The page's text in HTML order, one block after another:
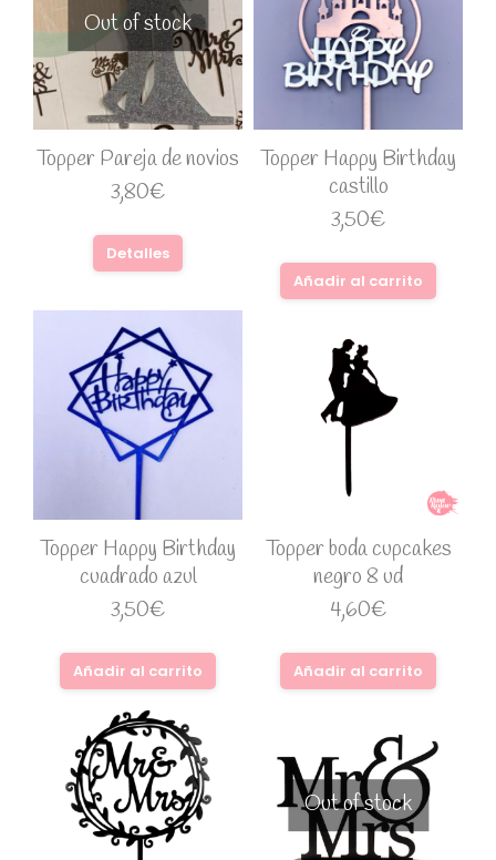
Out of stock
Topper Pareja de novios
3,80€
Detalles
Topper Happy Birthday
castillo
3,50€
Añadir al carrito
Topper Happy Birthday
cuadrado azul
3,50€
Añadir al carrito
Topper boda cupcakes
negro 8 ud
4,60€
Añadir al carrito
Out of stock